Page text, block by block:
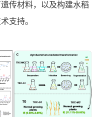
传材料，以及构建水稻
支持。